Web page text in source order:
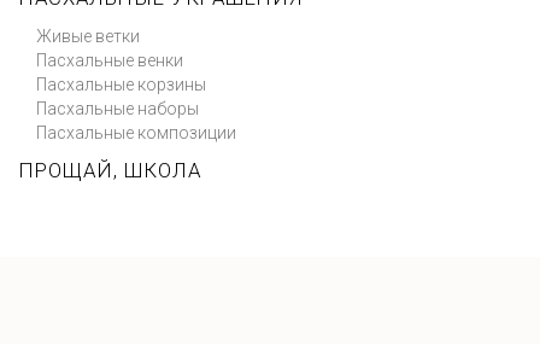
Живые ветки
Пасхальные венки
Пасхальные корзины
Пасхальные наборы
Пасхальные композиции
ПРОЩАЙ, ШКОЛА